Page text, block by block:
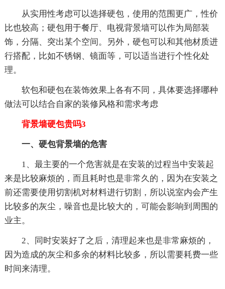
从实用性考虑可以选择硬包，使用的范围更广，性价
比也较高；硬包用于餐厅、电视背景墙可以作为局部装
饰，分隔、突出某个空间。另外，硬包可以和其他材质进
行搭配，比如不锈钢、镜面等，可以适当进行个性化处
理。
软包和硬包在装饰效果上各有不同，具体要选择哪种
做法可以结合自家的装修风格和需求考虑
背景墙硬包贵吗3
一、硬包背景墙的危害
1、最主要的一个危害就是在安装的过程当中安装起
来是比较麻烦的，而且耗时也是非常久的，因为在安装之
前还需要使用切割机对材料进行切割，所以说室内会产生
比较多的灰尘，噪音也是比较大的，可能会影响到周围的
业主。
2、同时安装好了之后，清理起来也是非常麻烦的，
因为造成的灰尘和多余的材料比较多，所以需要耗费一些
时间来清理。